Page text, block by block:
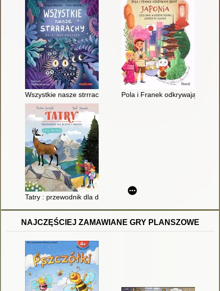
Wszystkie nasze strrrachy : bajki wspierającePola i Franek odkrywają świat
Tatry : przewodnik dla dużych i małych
NAJCZĘŚCIEJ ZAMAWIANE GRY PLANSZOWE